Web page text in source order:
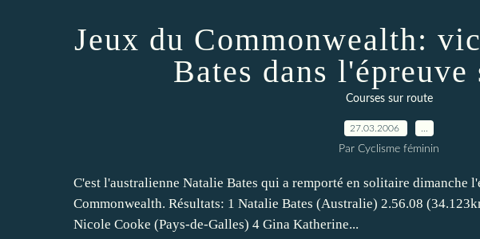
Jeux du Commonwealth:
Bates dans l'épreuve
Courses sur route
27.03.2006
Par Cyclisme féminin
C'est l'australienne Natalie Bates qui a remporté en solitaire dimanche
Commonwealth. Résultats: 1 Natalie Bates (Australie) 2.56.08
Nicole Cooke (Pays-de-Galles) 4 Gina Katherine...